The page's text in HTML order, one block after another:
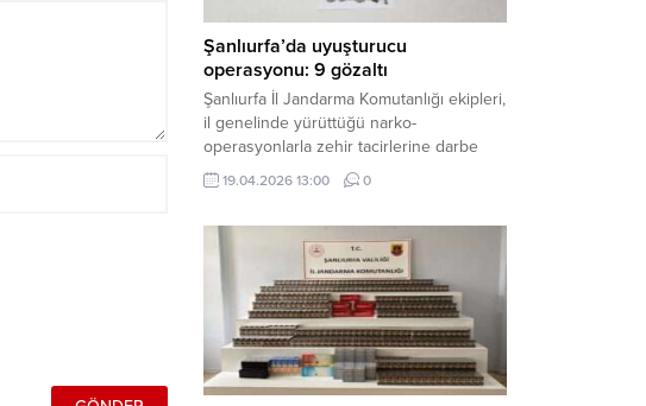
Şanlıurfa’da uyuşturucu
operasyonu: 9 gözaltı
Şanlıurfa İl Jandarma Komutanlığı ekipleri,
il genelinde yürüttüğü narko-
operasyonlarla zehir tacirlerine darbe
indirdi. Üç ilçede eş zamanlı
gerçekleştirilen faaliyetlerde çeşitli
şüpheli hakkında adli işlem başlatıldı.
Haber Merkezi – Şanlıurfa Valiliği İl Basın
ve Halkla İlişkiler Müdürlüğü’nden yapılan
açıklamaya göre, İl Jandarma Komutanlığı
tarafından “Narkotik Suçlarla...
19.04.2026 13:00 0